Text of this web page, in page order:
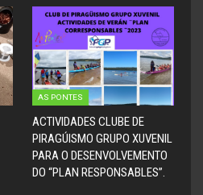
AS PONTES
ACTIVIDADES CLUBE DE
PIRAGÚISMO GRUPO XUVENIL
PARA O DESENVOLVEMENTO
DO “PLAN RESPONSABLES”.